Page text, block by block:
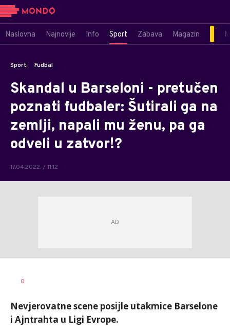
Naslovna Najnovije Info Sport Zabava Magazin
Sport Fudbal
Skandal u Barseloni - pretučen
poznati fudbaler: Šutirali ga na
zemlji, napali mu ženu, pa ga
odveli u zatvor!?
17.04.2022. / 11:12
AUTOR
0
Nevjerovatne scene posijle utakmice Barselone
i Ajntrahta u Ligi Evrope.